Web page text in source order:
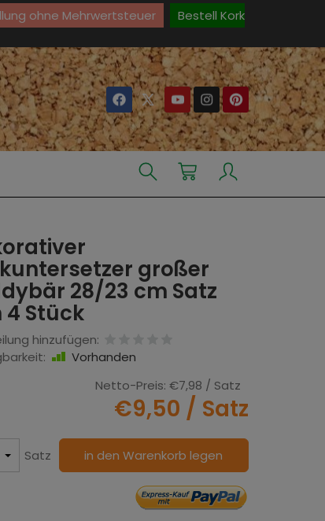
ohne Mehrwertsteuer
Bestell Kork
großer
28/23 cm Satz
4 Stück
hinzufügen:
Vorhanden
Netto-Preis: €7,98 / Satz
€9,50 / Satz
Satz in den Warenkorb legen